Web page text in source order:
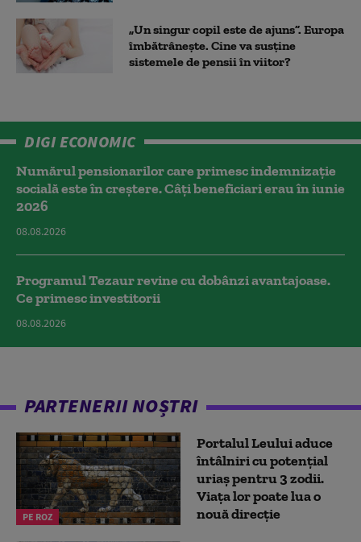
„Un singur copil este de ajuns”. Europa
îmbătrânește. Cine va susține
sistemele de pensii în viitor?
DIGI ECONOMIC
Numărul pensionarilor care primesc indemnizaţie
socială este în creștere. Câți beneficiari erau în iunie
2026
08.08.2026
Programul Tezaur revine cu dobânzi avantajoase.
Ce primesc investitorii
08.08.2026
PARTENERII NOȘTRI
PE ROZ
Portalul Leului aduce
întâlniri cu potențial
uriaș pentru 3 zodii.
Viața lor poate lua o
nouă direcție